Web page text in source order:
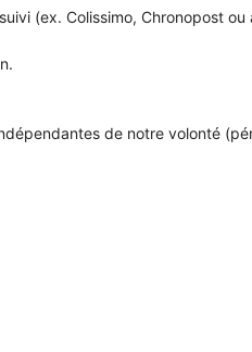
(ex. Colissimo, Chronopost ou
de notre volonté